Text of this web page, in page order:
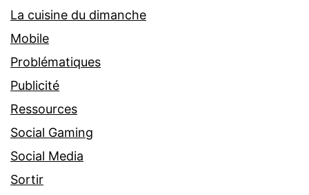
La cuisine du dimanche
Mobile
Problématiques
Publicité
Ressources
Social Gaming
Social Media
Sortir